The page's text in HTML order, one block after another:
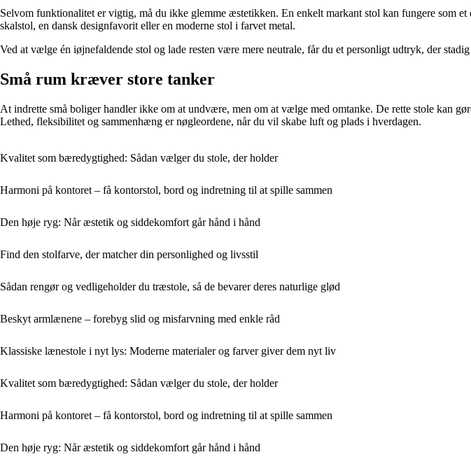
Selvom funktionalitet er vigtig, må du ikke glemme æstetikken. En enkelt markant stol kan fungere som
skalstol, en dansk designfavorit eller en moderne stol i farvet metal.
Ved at vælge én iøjnefaldende stol og lade resten være mere neutrale, får du et personligt udtryk, der stadig
Små rum kræver store tanker
At indrette små boliger handler ikke om at undvære, men om at vælge med omtanke. De rette stole kan
Lethed, fleksibilitet og sammenhæng er nøgleordene, når du vil skabe luft og plads i hverdagen.
Kvalitet som bæredygtighed: Sådan vælger du stole, der holder
Harmoni på kontoret – få kontorstol, bord og indretning til at spille sammen
Den høje ryg: Når æstetik og siddekomfort går hånd i hånd
Find den stolfarve, der matcher din personlighed og livsstil
Sådan rengør og vedligeholder du træstole, så de bevarer deres naturlige glød
Beskyt armlænene – forebyg slid og misfarvning med enkle råd
Klassiske lænestole i nyt lys: Moderne materialer og farver giver dem nyt liv
Kvalitet som bæredygtighed: Sådan vælger du stole, der holder
Harmoni på kontoret – få kontorstol, bord og indretning til at spille sammen
Den høje ryg: Når æstetik og siddekomfort går hånd i hånd